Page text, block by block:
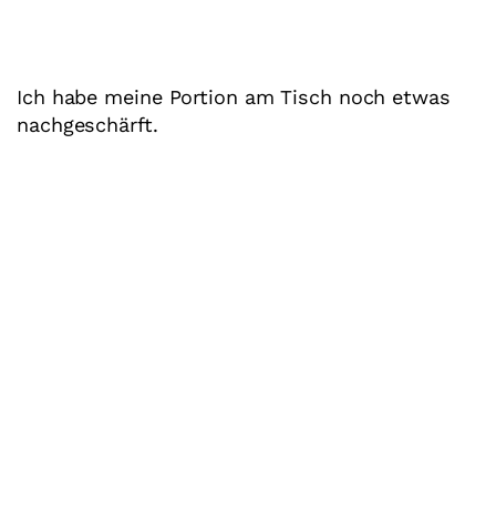
Ich habe meine Portion am Tisch noch etwas
nachgeschärft.